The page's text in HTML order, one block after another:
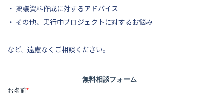
・ 稟議資料作成に対するアドバイス
・ その他、実行中プロジェクトに対するお悩み
など、遠慮なくご相談ください。